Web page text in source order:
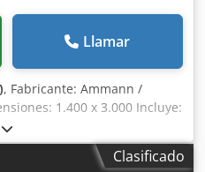
Llamar
, Fabricante: Ammann /
1.400 x 3.000 Incluye:
de transmisión – Árboles
suspensión La máquina de
granallada y pintada.
Clasificado